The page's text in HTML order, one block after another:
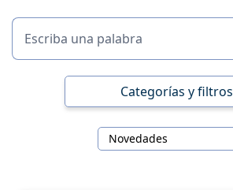
Categorías y filtros
Novedades